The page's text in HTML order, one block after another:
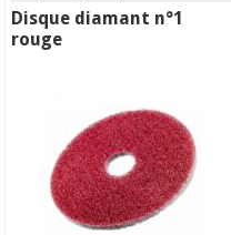
Disque diamant n°1
rouge